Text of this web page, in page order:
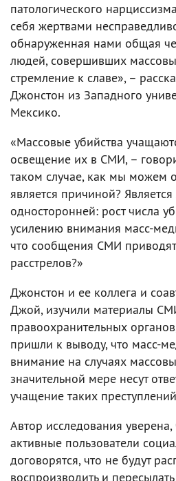
патологического
себя жертвами
обнаруженная нами общая
людей, совершивших
стремление к славе», –
Джонстон из Западного
Мексико.
«Массовые убийства
освещение их в СМИ, –
таком случае, как мы можем
является причиной?
односторонней: рост числа
усилению внимания масс-
что сообщения СМИ
расстрелов?»
Джонстон и ее коллега и
Джой, изучили материалы
правоохранительных
пришли к выводу, что масс-
внимание на случаях
значительной мере несут
учащение таких
Автор исследования
активные пользователи
договорятся, что не будут
воспроизводить и